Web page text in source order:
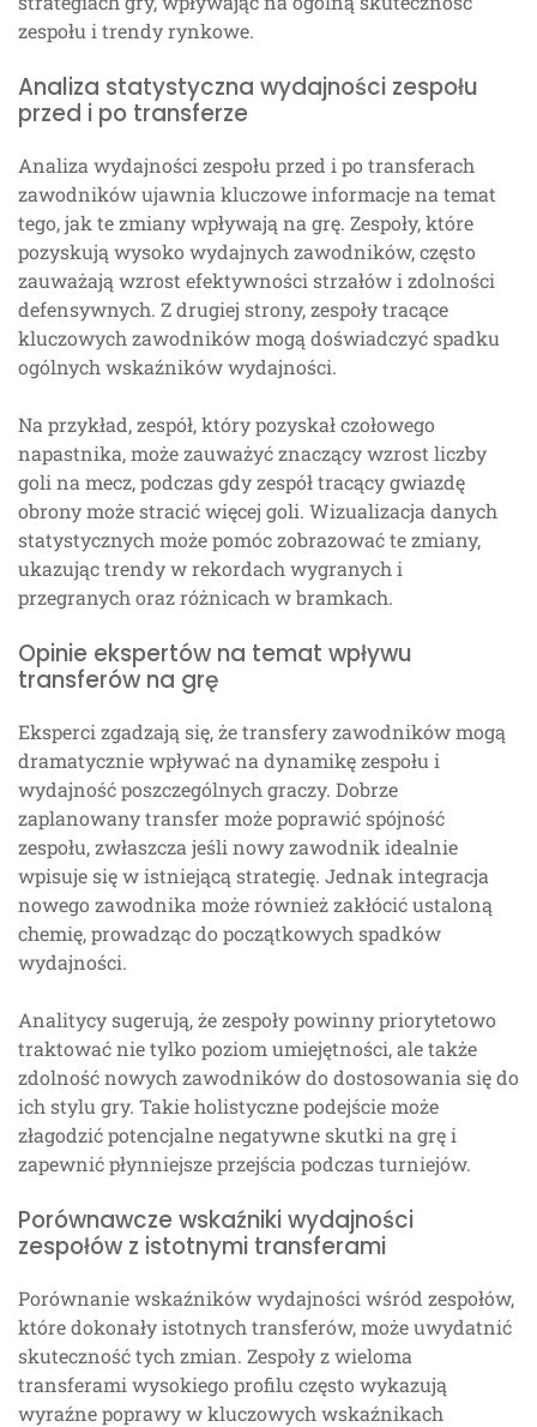
zespołu i trendy rynkowe.
Analiza statystyczna wydajności zespołu
przed i po transferze
Analiza wydajności zespołu przed i po transferach
zawodników ujawnia kluczowe informacje na temat
tego, jak te zmiany wpływają na grę. Zespoły, które
pozyskują wysoko wydajnych zawodników, często
zauważają wzrost efektywności strzałów i zdolności
defensywnych. Z drugiej strony, zespoły tracące
kluczowych zawodników mogą doświadczyć spadku
ogólnych wskaźników wydajności.
Na przykład, zespół, który pozyskał czołowego
napastnika, może zauważyć znaczący wzrost liczby
goli na mecz, podczas gdy zespół tracący gwiazdę
obrony może stracić więcej goli. Wizualizacja danych
statystycznych może pomóc zobrazować te zmiany,
ukazując trendy w rekordach wygranych i
przegranych oraz różnicach w bramkach.
Opinie ekspertów na temat wpływu
transferów na grę
Eksperci zgadzają się, że transfery zawodników mogą
dramatycznie wpływać na dynamikę zespołu i
wydajność poszczególnych graczy. Dobrze
zaplanowany transfer może poprawić spójność
zespołu, zwłaszcza jeśli nowy zawodnik idealnie
wpisuje się w istniejącą strategię. Jednak integracja
nowego zawodnika może również zakłócić ustaloną
chemię, prowadząc do początkowych spadków
wydajności.
Analitycy sugerują, że zespoły powinny priorytetowo
traktować nie tylko poziom umiejętności, ale także
zdolność nowych zawodników do dostosowania się do
ich stylu gry. Takie holistyczne podejście może
złagodzić potencjalne negatywne skutki na grę i
zapewnić płynniejsze przejścia podczas turniejów.
Porównawcze wskaźniki wydajności
zespołów z istotnymi transferami
Porównanie wskaźników wydajności wśród zespołów,
które dokonały istotnych transferów, może uwydatnić
skuteczność tych zmian. Zespoły z wieloma
transferami wysokiego profilu często wykazują
wyraźne poprawy w kluczowych wskaźnikach